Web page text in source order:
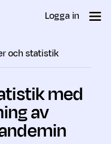
Logga in
och statistik
med
av